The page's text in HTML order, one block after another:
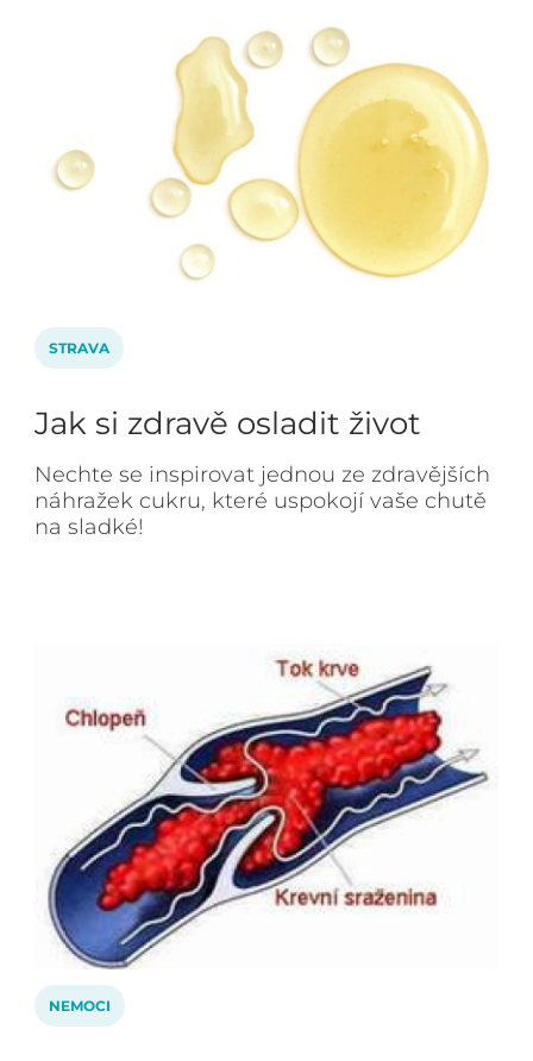
STRAVA
Jak si zdravě osladit život
Nechte se inspirovat jednou ze zdravějších
náhražek cukru, které uspokojí vaše chutě
na sladké!
NEMOCI